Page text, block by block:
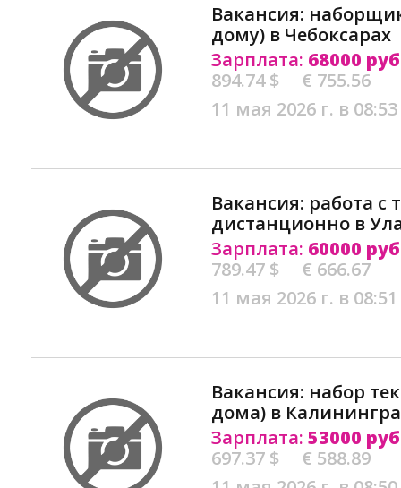
Вакансия:
дому) в Чебоксарах
Зарплата: 68000
894.74 $
€ 755.56
11 мая 2026 г. в 08:53
Вакансия: работа с
дистанционно в
Зарплата: 60000
789.47 $
€ 666.67
11 мая 2026 г. в 08:51
Вакансия: набор
дома) в
Зарплата: 53000
697.37 $
€ 588.89